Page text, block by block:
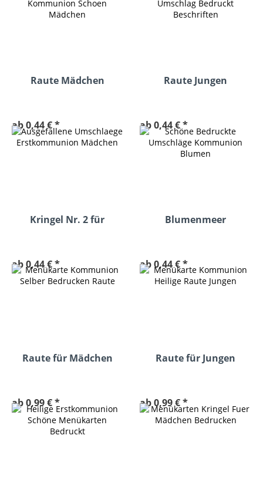
Raute Mädchen
ab 0,44 € *
Raute Jungen
ab 0,44 € *
Kringel Nr. 2 für
ab 0,44 € *
Blumenmeer
ab 0,44 € *
Raute für Mädchen
ab 0,99 € *
Raute für Jungen
ab 0,99 € *